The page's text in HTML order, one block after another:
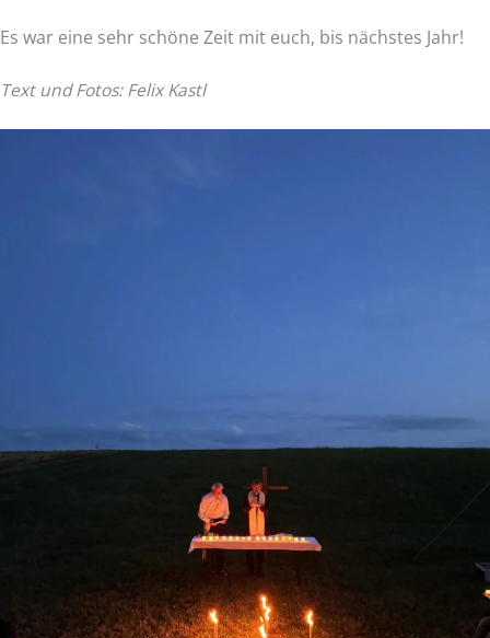
Es war eine sehr schöne Zeit mit euch, bis nächstes Jahr!
Text und Fotos: Felix Kastl